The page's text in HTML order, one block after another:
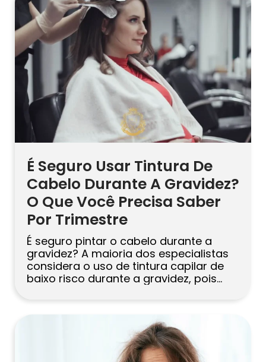
mistura suave e natural. Escolha com
base no […]
É Seguro Usar Tintura De
Cabelo Durante A Gravidez?
O Que Você Precisa Saber
Por Trimestre
É seguro pintar o cabelo durante a
gravidez? A maioria dos especialistas
considera o uso de tintura capilar de
baixo risco durante a gravidez, pois
absorvida pela pele saudável. Se você
quiser ser ainda mais cautelosa,
aguarde até após a 12ª semana,
escolha fórmulas mais suaves e utilize